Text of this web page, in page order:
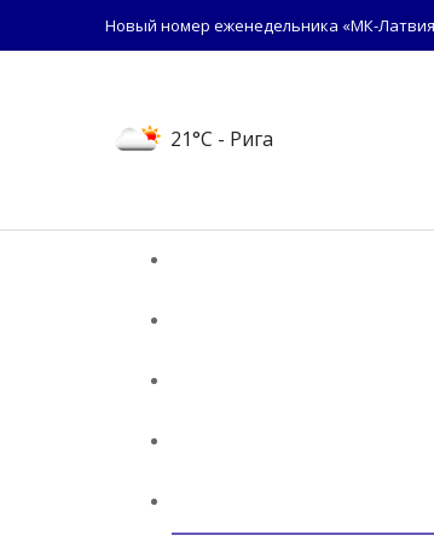
Новый номер еженедельника «МК-
21°C - Рига